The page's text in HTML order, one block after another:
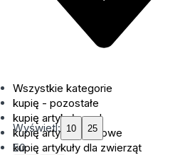
Wszystkie kategorie
kupię - pozostałe
kupię artykuły agd
kupię artykuły biurowe
kupię artykuły dla zwierząt
Wyświetl:
50